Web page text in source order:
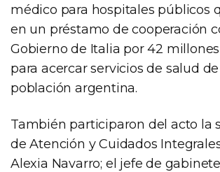
médico para hospitales públicos
en un préstamo de cooperación
Gobierno de Italia por 42
para acercar servicios de salud
población argentina.
También participaron del acto la
de Atención y Cuidados
Alexia Navarro; el jefe de